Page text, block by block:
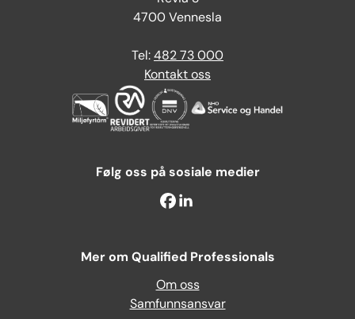
4700 Vennesla
Tel: 482 73 000
Kontakt oss
Følg oss på sosiale medier
Mer om Qualified Professionals
Om oss
Samfunnsansvar